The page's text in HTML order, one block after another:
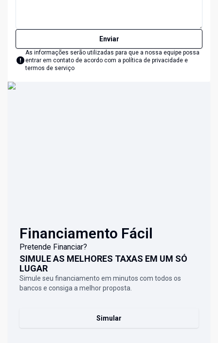
Enviar
As informações serão utilizadas para que a nossa equipe possa
entrar em contato de acordo com a política de privacidade e
termos de serviço
Financiamento Fácil
Pretende Financiar?
SIMULE AS MELHORES TAXAS EM UM SÓ
LUGAR
Simule seu financiamento em minutos com todos os
bancos e consiga a melhor proposta.
Simular